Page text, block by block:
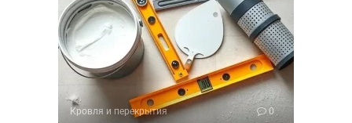
Кровля и перекрытия 0